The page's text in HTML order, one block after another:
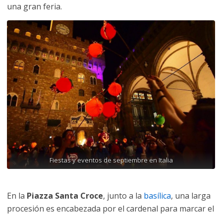
una gran feria.
Fiestas y eventos de septiembre en Italia
En la Piazza Santa Croce, junto a la basílica, una larga
procesión es encabezada por el cardenal para marcar el